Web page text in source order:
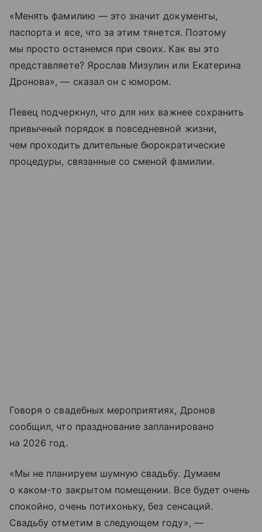
«Менять фамилию — это значит документы,
паспорта и все, что за этим тянется. Поэтому
мы просто останемся при своих. Как вы это
представляете? Ярослав Мизулин или Екатерина
Дронова», — сказал он с юмором.
Певец подчеркнул, что для них важнее сохранить
привычный порядок в повседневной жизни,
чем проходить длительные бюрократические
процедуры, связанные со сменой фамилии.
Говоря о свадебных мероприятиях, Дронов
сообщил, что празднование запланировано
на 2026 год.
«Мы не планируем шумную свадьбу. Думаем
о каком-то закрытом помещении. Все будет очень
спокойно, очень потихоньку, без сенсаций.
Свадьбу отметим в следующем году», —